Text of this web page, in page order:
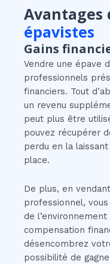
Avantages
épavistes
Gains
Vendre une épave
professionnels
financiers. Tout
un revenu
peut plus être
pouvez récupérer
perdu en la
place.
De plus, en
professionnel,
de
compensation
désencombrez
possibilité de